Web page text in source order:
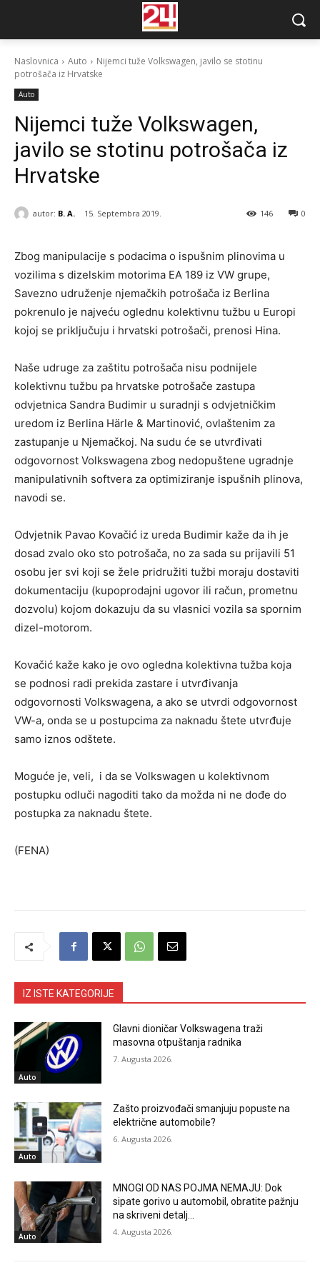
Naslovnica Auto
Nijemci tuže Volkswagen, javilo se stotinu
potrošača iz Hrvatske
Auto
Nijemci tuže Volkswagen,
javilo se stotinu potrošača iz
Hrvatske
autor: B. A. 15. Septembra 2019. 0
146
Zbog manipulacije s podacima o ispušnim plinovima u
vozilima s dizelskim motorima EA 189 iz VW grupe,
Savezno udruženje njemačkih potrošača iz Berlina
pokrenulo je najveću oglednu kolektivnu tužbu u Europi
kojoj se priključuju i hrvatski potrošači, prenosi Hina.
Naše udruge za zaštitu potrošača nisu podnijele
kolektivnu tužbu pa hrvatske potrošače zastupa
odvjetnica Sandra Budimir u suradnji s odvjetničkim
uredom iz Berlina Härle & Martinović, ovlaštenim za
zastupanje u Njemačkoj. Na sudu će se utvrđivati
odgovornost Volkswagena zbog nedopuštene ugradnje
manipulativnih softvera za optimiziranje ispušnih plinova,
navodi se.
Odvjetnik Pavao Kovačić iz ureda Budimir kaže da ih je
dosad zvalo oko sto potrošača, no za sada su prijavili 51
osobu jer svi koji se žele pridružiti tužbi moraju dostaviti
dokumentaciju (kupoprodajni ugovor ili račun, prometnu
dozvolu) kojom dokazuju da su vlasnici vozila sa spornim
dizel-motorom.
Kovačić kaže kako je ovo ogledna kolektivna tužba koja
se podnosi radi prekida zastare i utvrđivanja
odgovornosti Volkswagena, a ako se utvrdi odgovornost
VW-a, onda se u postupcima za naknadu štete utvrđuje
samo iznos odštete.
Moguće je, veli, i da se Volkswagen u kolektivnom
postupku odluči nagoditi tako da možda ni ne dođe do
postupka za naknadu štete.
(FENA)
IZ ISTE KATEGORIJE
Auto
Glavni dioničar Volkswagena traži
masovna otpuštanja radnika
7. Augusta 2026.
Auto
Zašto proizvođači smanjuju popuste na
električne automobile?
6. Augusta 2026.
Auto
MNOGI OD NAS POJMA NEMAJU: Dok
sipate gorivo u automobil, obratite pažnju
na skriveni detalj…
4. Augusta 2026.